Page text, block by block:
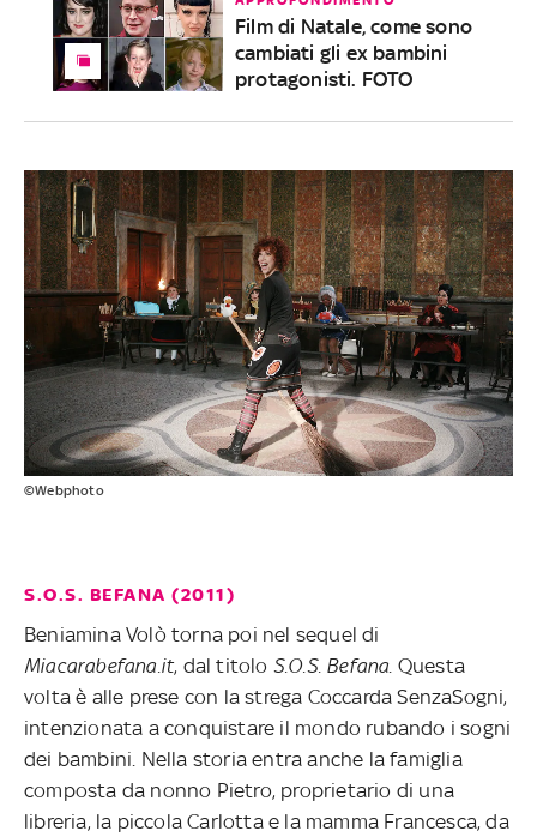
Film di Natale, come sono
cambiati gli ex bambini
protagonisti. FOTO
©Webphoto
S.O.S. BEFANA (2011)
Beniamina Volò torna poi nel sequel di
Miacarabefana.it, dal titolo S.O.S. Befana. Questa
volta è alle prese con la strega Coccarda SenzaSogni,
intenzionata a conquistare il mondo rubando i sogni
dei bambini. Nella storia entra anche la famiglia
composta da nonno Pietro, proprietario di una
libreria, la piccola Carlotta e la mamma Francesca, da